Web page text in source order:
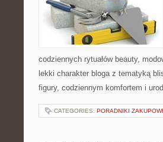
codziennych rytuałów beauty,
lekki charakter bloga z tematyką
figury, codziennym komfortem i
CATEGORIES: PORADNIKI